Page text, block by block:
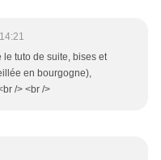
le tuto de suite, bises et
en bourgogne),
/> <br />